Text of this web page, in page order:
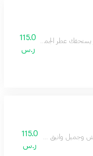
115.0
ر.س
وجميل وانيق جدا عطرك في كل
115.0
ر.س